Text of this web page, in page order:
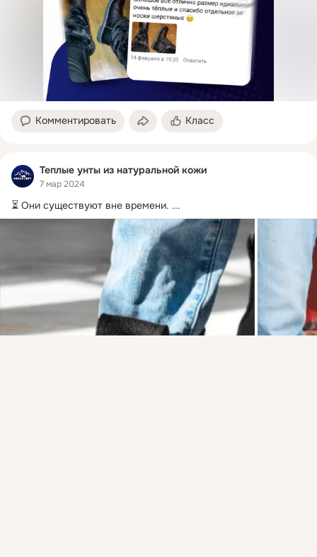
Комментировать Класс
Теплые унты из натуральной кожи
7 мар 2024
⏳ Они существуют вне времени. ...